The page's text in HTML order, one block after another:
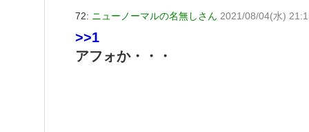
72: ニューノーマルの名無しさん 2021/08/04(水)
>>1
アフォか・・・